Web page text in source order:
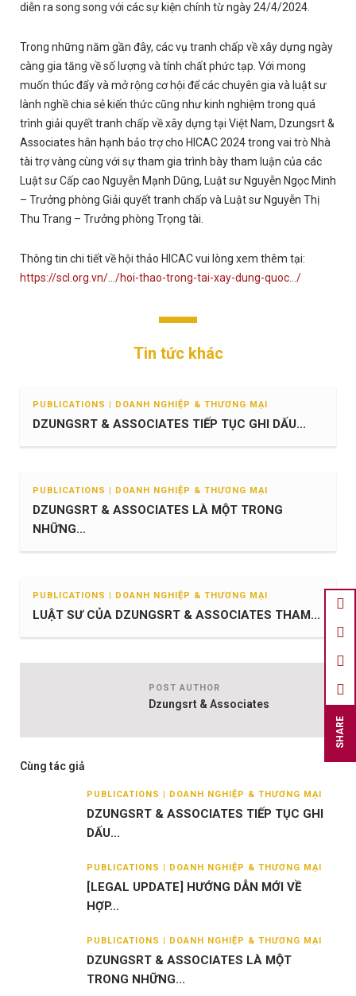
diễn ra song song với các sự kiện chính từ ngày 24/4/2024.
Trong những năm gần đây, các vụ tranh chấp về xây dựng ngày
càng gia tăng về số lượng và tính chất phức tạp. Với mong
muốn thúc đẩy và mở rộng cơ hội để các chuyên gia và luật sư
lành nghề chia sẻ kiến thức cũng như kinh nghiệm trong quá
trình giải quyết tranh chấp về xây dựng tại Việt Nam, Dzungsrt &
Associates hân hạnh bảo trợ cho HICAC 2024 trong vai trò Nhà
tài trợ vàng cùng với sự tham gia trình bày tham luận của các
Luật sư Cấp cao Nguyễn Mạnh Dũng, Luật sư Nguyễn Ngọc Minh
– Trưởng phòng Giải quyết tranh chấp và Luật sư Nguyễn Thị
Thu Trang – Trưởng phòng Trọng tài.
Thông tin chi tiết về hội thảo HICAC vui lòng xem thêm tại:
https://scl.org.vn/…/hoi-thao-trong-tai-xay-dung-quoc…/
Tin tức khác
PUBLICATIONS | DOANH NGHIỆP & THƯƠNG MẠI
DZUNGSRT & ASSOCIATES TIẾP TỤC GHI DẤU...
PUBLICATIONS | DOANH NGHIỆP & THƯƠNG MẠI
DZUNGSRT & ASSOCIATES LÀ MỘT TRONG
NHỮNG...
PUBLICATIONS | DOANH NGHIỆP & THƯƠNG MẠI
LUẬT SƯ CỦA DZUNGSRT & ASSOCIATES THAM...
SHARE
POST AUTHOR
Dzungsrt & Associates
Cùng tác giả
PUBLICATIONS | DOANH NGHIỆP & THƯƠNG MẠI
DZUNGSRT & ASSOCIATES TIẾP TỤC GHI
DẤU...
PUBLICATIONS | DOANH NGHIỆP & THƯƠNG MẠI
[LEGAL UPDATE] HƯỚNG DẪN MỚI VỀ
HỢP...
PUBLICATIONS | DOANH NGHIỆP & THƯƠNG MẠI
DZUNGSRT & ASSOCIATES LÀ MỘT
TRONG NHỮNG...